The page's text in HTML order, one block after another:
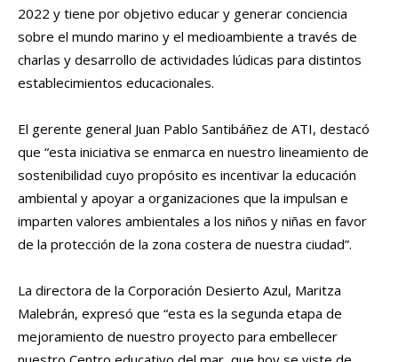
2022 y tiene por objetivo educar y generar conciencia
sobre el mundo marino y el medioambiente a través de
charlas y desarrollo de actividades lúdicas para distintos
establecimientos educacionales.
El gerente general Juan Pablo Santibáñez de ATI, destacó
que “esta iniciativa se enmarca en nuestro lineamiento de
sostenibilidad cuyo propósito es incentivar la educación
ambiental y apoyar a organizaciones que la impulsan e
imparten valores ambientales a los niños y niñas en favor
de la protección de la zona costera de nuestra ciudad”.
La directora de la Corporación Desierto Azul, Maritza
Malebrán, expresó que “esta es la segunda etapa de
mejoramiento de nuestro proyecto para embellecer